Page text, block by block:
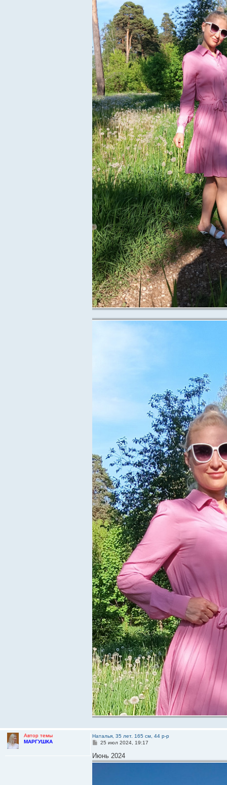
Автор темы
МАРГУШКА
Наталья, 35 лет. 165 см, 44 р-р
С
о
б
25 июл 2024, 19:17
Июнь 2024